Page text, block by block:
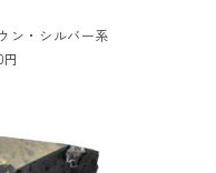
ン・シルバー系